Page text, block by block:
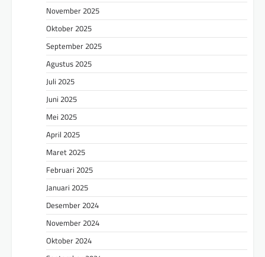
November 2025
Oktober 2025
September 2025
Agustus 2025
Juli 2025
Juni 2025
Mei 2025
April 2025
Maret 2025
Februari 2025
Januari 2025
Desember 2024
November 2024
Oktober 2024